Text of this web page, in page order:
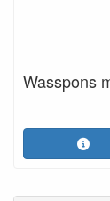
Wasspons